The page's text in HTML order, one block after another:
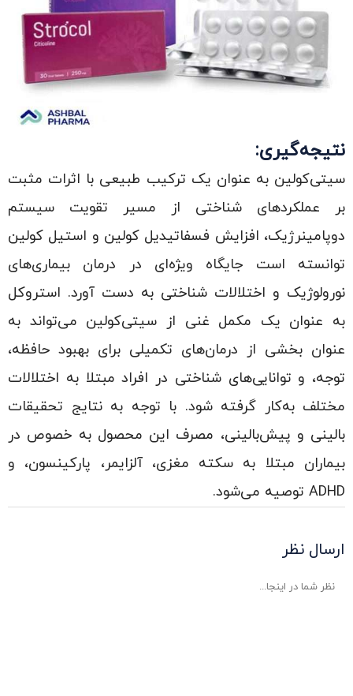
نتیجه‌گیری:
سیتی‌کولین به عنوان یک ترکیب طبیعی با اثرات مثبت
بر عملکردهای شناختی از مسیر تقویت سیستم
دوپامینرژیک، افزایش فسفاتیدیل کولین و استیل کولین
توانسته است جایگاه ویژه‌ای در درمان بیماری‌های
نورولوژیک و اختلالات شناختی به دست آورد. استروکل
به عنوان یک مکمل غنی از سیتی‌کولین می‌تواند به
عنوان بخشی از درمان‌های تکمیلی برای بهبود حافظه،
توجه، و توانایی‌های شناختی در افراد مبتلا به اختلالات
مختلف به‌کار گرفته شود. با توجه به نتایج تحقیقات
بالینی و پیش‌بالینی، مصرف این محصول به خصوص در
بیماران مبتلا به سکته مغزی، آلزایمر، پارکینسون، و
ADHD توصیه می‌شود.
ارسال نظر